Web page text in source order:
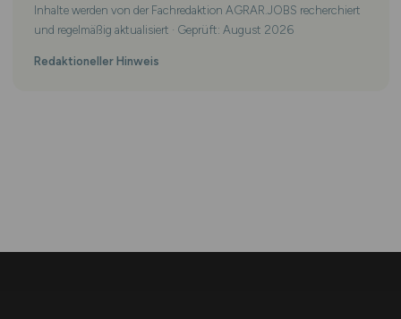
Inhalte werden von der Fachredaktion AGRAR.JOBS recherchiert
und regelmäßig aktualisiert · Geprüft: August 2026
Redaktioneller Hinweis